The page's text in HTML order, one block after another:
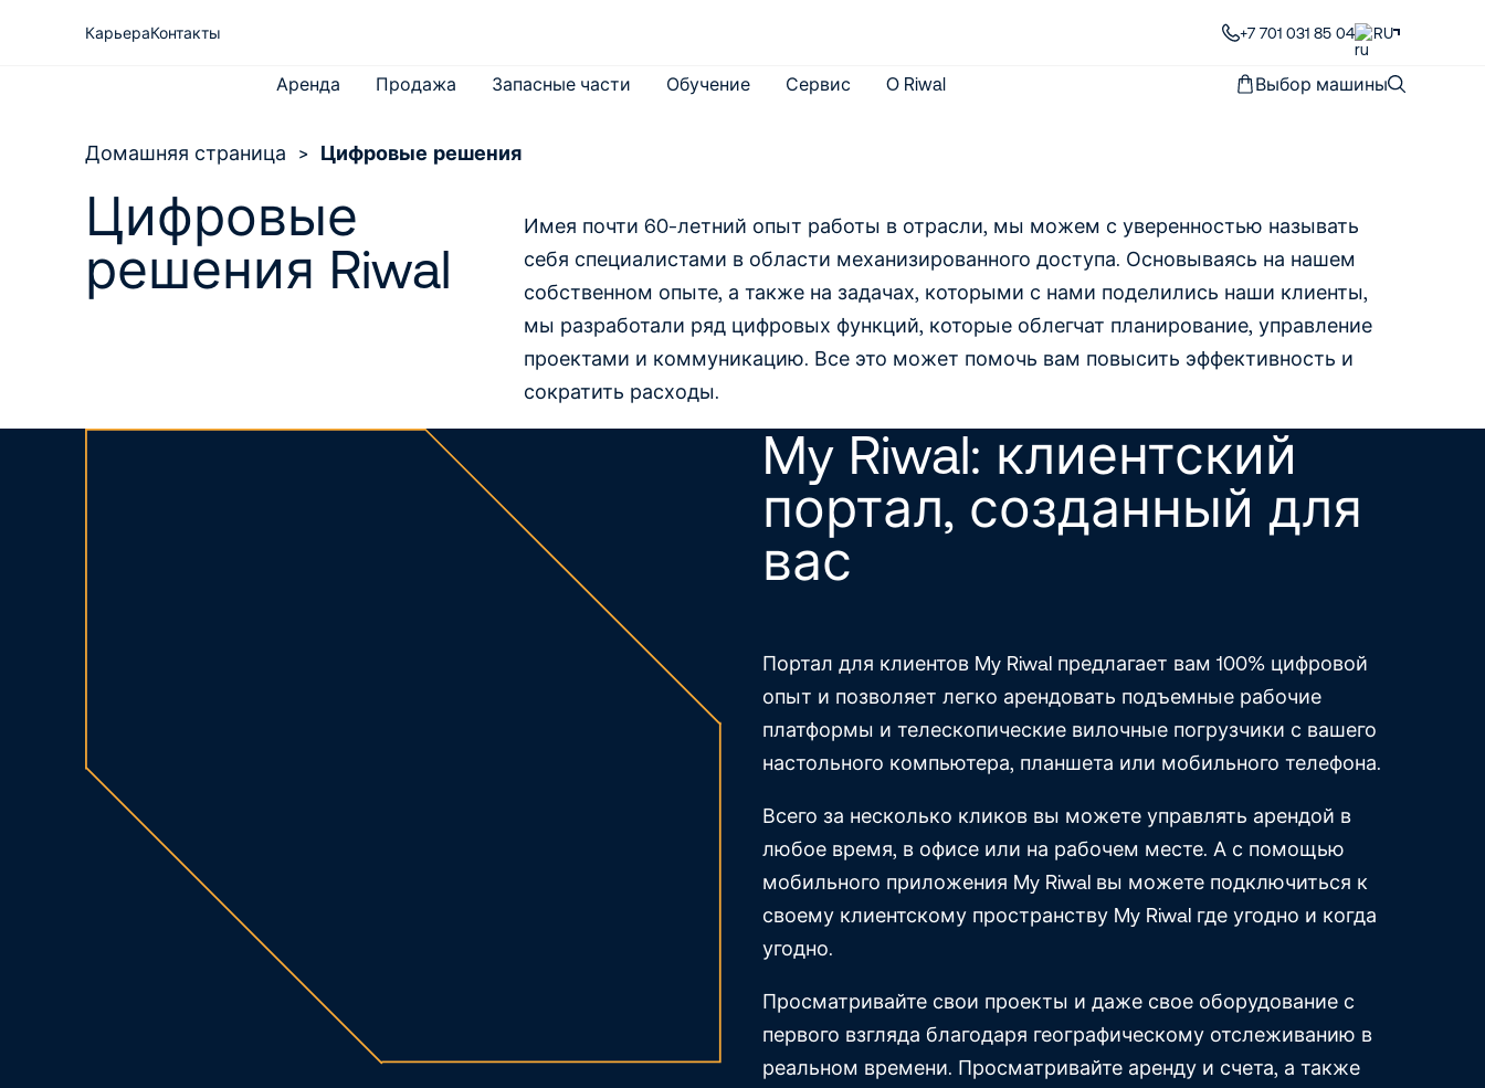
КарьераКонтакты +7 701 031 85 04 RU
Аренда
Все подъемные рабочие
платформы
Телескопические погрузчики
Продажа Запасные части Обучение Сервис O Riwal
O Riwal
Экспертиза
Новости
Выбор машины
Домашняя страница > Цифровые решения
Цифровые
решения Riwal
Имея почти 60-летний опыт работы в отрасли, мы можем с уверенностью называть
себя специалистами в области механизированного доступа. Основываясь на нашем
собственном опыте, а также на задачах, которыми с нами поделились наши клиенты,
мы разработали ряд цифровых функций, которые облегчат планирование, управление
проектами и коммуникацию. Все это может помочь вам повысить эффективность и
сократить расходы.
My Riwal: клиентский
портал, созданный для
вас
Портал для клиентов My Riwal предлагает вам 100% цифровой
опыт и позволяет легко арендовать подъемные рабочие
платформы и телескопические вилочные погрузчики с вашего
настольного компьютера, планшета или мобильного телефона.
Всего за несколько кликов вы можете управлять арендой в
любое время, в офисе или на рабочем месте. А с помощью
мобильного приложения My Riwal вы можете подключиться к
своему клиентскому пространству My Riwal где угодно и когда
угодно.
Просматривайте свои проекты и даже свое оборудование с
первого взгляда благодаря географическому отслеживанию в
реальном времени. Просматривайте аренду и счета, а также